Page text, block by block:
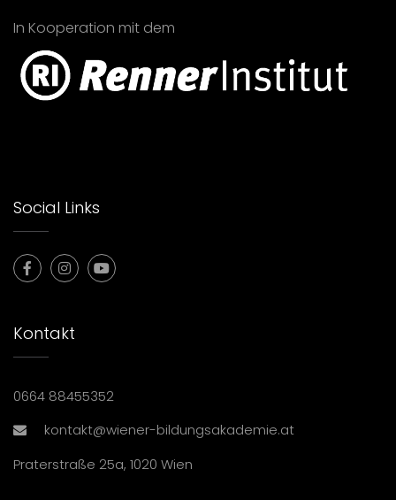
In Kooperation mit dem
Social Links
Kontakt
0664 88455352
kontakt@wiener-bildungsakademie.at
Praterstraße 25a, 1020 Wien